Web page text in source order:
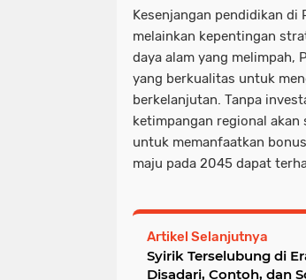
Kesenjangan pendidikan di
melainkan kepentingan
daya alam yang melimpah,
yang berkualitas untuk
berkelanjutan. Tanpa
ketimpangan regional akan
untuk memanfaatkan
maju pada 2045 dapat
Artikel Selanjutnya
Syirik Terselubung di
Disadari, Contoh, dan